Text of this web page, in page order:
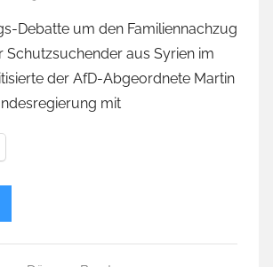
Debatte um den Familiennachzug
Schutzsuchender aus Syrien im
der AfD-Abgeordnete Martin
mit